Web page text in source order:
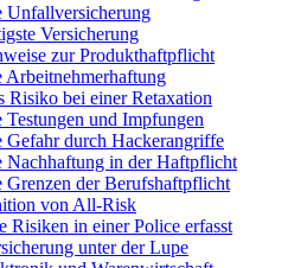
Unfallversicherung
Versicherung
zur Produkthaftpflicht
Arbeitnehmerhaftung
Risiko bei einer Retaxation
Testungen und Impfungen
Gefahr durch Hackerangriffe
Nachhaftung in der Haftpflicht
Grenzen der Berufshaftpflicht
von All-Risk
Risiken in einer Police erfasst
unter der Lupe